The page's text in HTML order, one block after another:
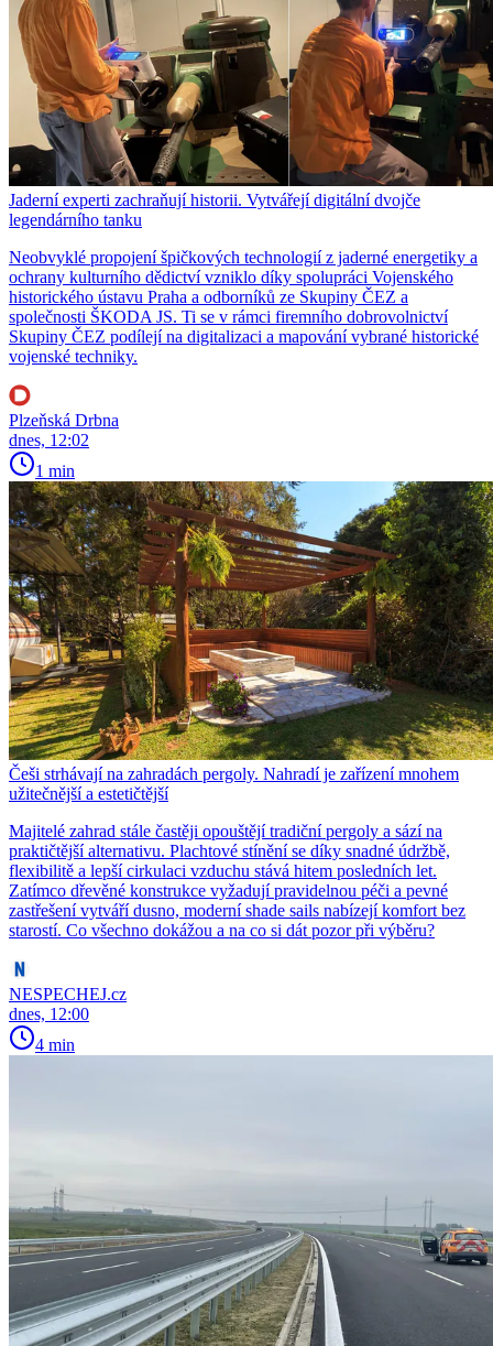
Jaderní experti zachraňují historii. Vytvářejí digitální dvojče
legendárního tanku
Neobvyklé propojení špičkových technologií z jaderné energetiky a
ochrany kulturního dědictví vzniklo díky spolupráci Vojenského
historického ústavu Praha a odborníků ze Skupiny ČEZ a
společnosti ŠKODA JS. Ti se v rámci firemního dobrovolnictví
Skupiny ČEZ podílejí na digitalizaci a mapování vybrané historické
vojenské techniky.
Plzeňská Drbna
dnes, 12:02
1 min
Češi strhávají na zahradách pergoly. Nahradí je zařízení mnohem
užitečnější a estetičtější
Majitelé zahrad stále častěji opouštějí tradiční pergoly a sází na
praktičtější alternativu. Plachtové stínění se díky snadné údržbě,
flexibilitě a lepší cirkulaci vzduchu stává hitem posledních let.
Zatímco dřevěné konstrukce vyžadují pravidelnou péči a pevné
zastřešení vytváří dusno, moderní shade sails nabízejí komfort bez
starostí. Co všechno dokážou a na co si dát pozor při výběru?
NESPECHEJ.cz
dnes, 12:00
4 min